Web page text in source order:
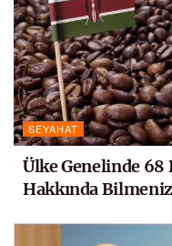
SEYAHAT
Ülke Genelinde
Hakkında